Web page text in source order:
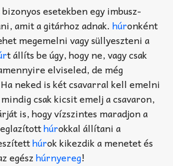
bizonyos esetekben egy imbusz-
amit a gitárhoz adnak. húronként
megemelni vagy süllyeszteni a
t állíts be úgy, hogy ne, vagy csak
elviseled, de még
neked is két csavarral kell emelni
csak kicsit emelj a csavaron,
is, hogy vízszintes maradjon a
húrokkal állítani a
húrok kikezdik a menetet és
egészhúrnyereg!